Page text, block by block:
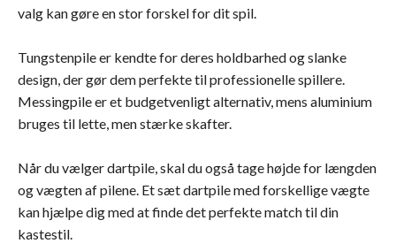
valg kan gøre en stor forskel for dit spil.
Tungstenpile er kendte for deres holdbarhed og slanke
design, der gør dem perfekte til professionelle spillere.
Messingpile er et budgetvenligt alternativ, mens aluminium
bruges til lette, men stærke skafter.
Når du vælger dartpile, skal du også tage højde for længden
og vægten af pilene. Et sæt dartpile med forskellige vægte
kan hjælpe dig med at finde det perfekte match til din
kastestil.